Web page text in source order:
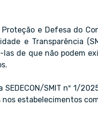
e Defesa do
e Transparência
de que não podem
SMIT nº 1/
estabelecimentos